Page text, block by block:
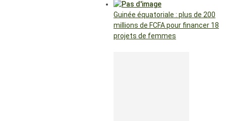
Guinée équatoriale : plus de 200
millions de FCFA pour financer 18
projets de femmes